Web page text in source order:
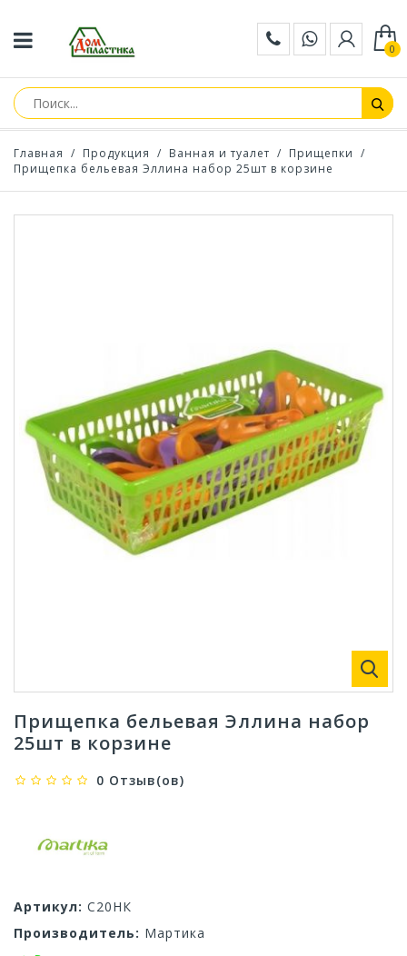
0
Главная / Продукция / Ванная и туалет / Прищепки /
Прищепка бельевая Эллина набор 25шт в корзине
Прищепка бельевая Эллина набор
25шт в корзине
0 Отзыв(ов)
Артикул: С20НК
Производитель: Мартика